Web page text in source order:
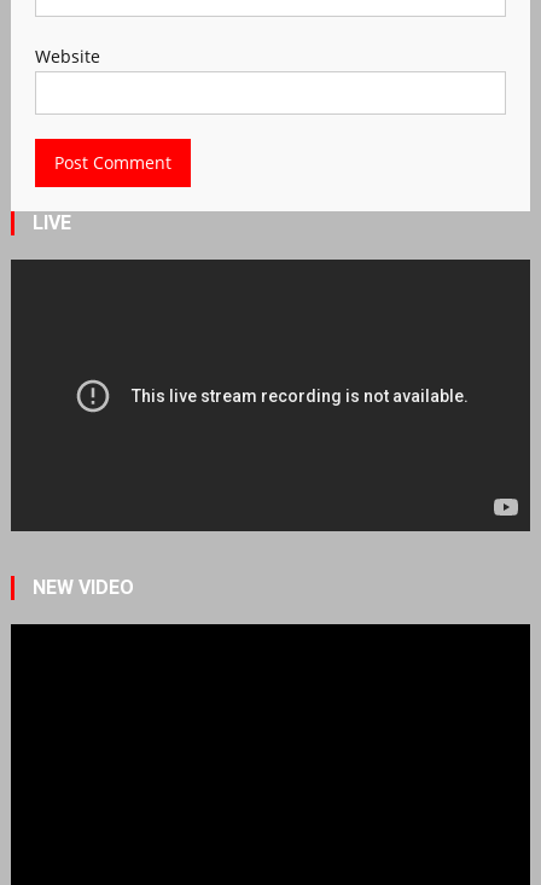
Website
LIVE
NEW VIDEO